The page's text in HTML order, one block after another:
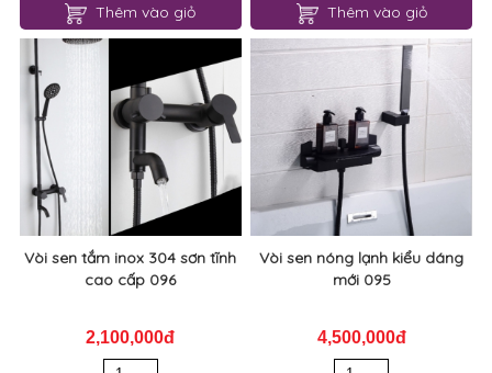
Thêm vào giỏ Thêm vào giỏ
Vòi sen tắm inox 304 sơn tĩnh
cao cấp 096
2,100,000đ
Vòi sen nóng lạnh kiểu dáng
mới 095
4,500,000đ